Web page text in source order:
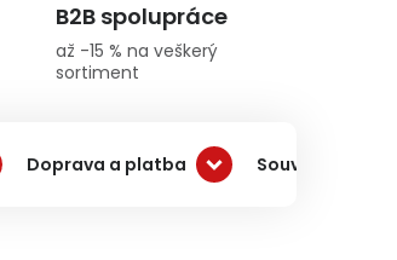
B2B spolupráce
až -15 % na veškerý
sortiment
Doprava a platba Související